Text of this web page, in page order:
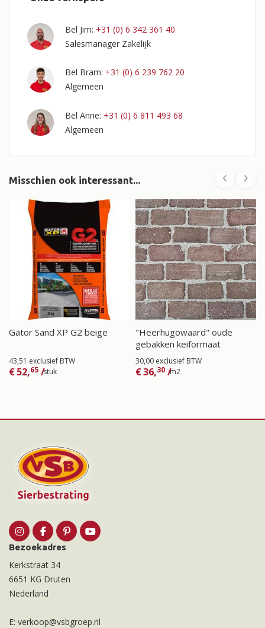
Bel Jim: +31 (0) 6 342 361 40
Salesmanager Zakelijk
Bel Bram: +31 (0) 6 239 762 20
Algemeen
Bel Anne: +31 (0) 6 811 493 68
Algemeen
Misschien ook interessant...
Gator Sand XP G2 beige
43,51 exclusief BTW
€52,65 /stuk
"Heerhugowaard" oude
gebakken keiformaat
30,00 exclusief BTW
€36,30 /m2
Bezoekadres
Kerkstraat 34
6651 KG Druten
Nederland
E: verkoop@vsbgroep.nl